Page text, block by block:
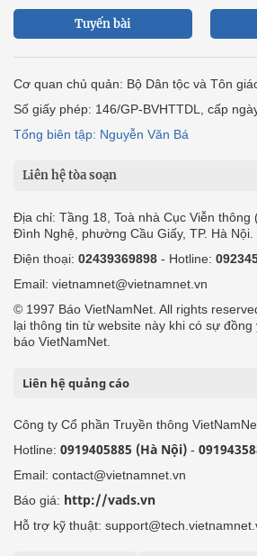
Tuyến bài
Cơ quan chủ quản: Bộ Dân tộc và Tôn
Số giấy phép: 146/GP-BVHTTDL, cấp
Tổng biên tập: Nguyễn Văn Bá
Liên hệ tòa soạn
Địa chỉ: Tầng 18, Toà nhà Cục Viễn thông
Đình Nghệ, phường Cầu Giấy, TP. Hà Nội.
Điện thoại: 02439369898 - Hotline:
Email: vietnamnet@vietnamnet.vn
© 1997 Báo VietNamNet. All rights
lại thông tin từ website này khi có sự
báo VietNamNet.
Liên hệ quảng cáo
Công ty Cổ phần Truyền thông
Hotline: 0919405885 (Hà Nội) -
Email: contact@vietnamnet.vn
Báo giá: http://vads.vn
Hỗ trợ kỹ thuật: